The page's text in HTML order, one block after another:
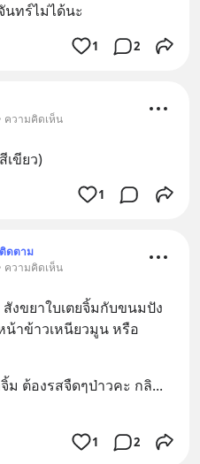
นทร์ไม่ได้นะ
1 2
ความคิดเห็น
ขียว)
1
ติดตาม
ความคิดเห็น
งขยาใบเตยจิ้มกับขนมปัง
าข้าวเหนียวมูน หรือ
ม ต้องรสจืดๆป่าวคะ กลิ...
1 2